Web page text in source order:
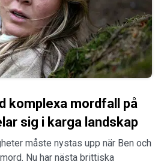
komplexa mordfall på
sig i karga landskap
måste nystas upp när Ben och
Nu har nästa brittiska